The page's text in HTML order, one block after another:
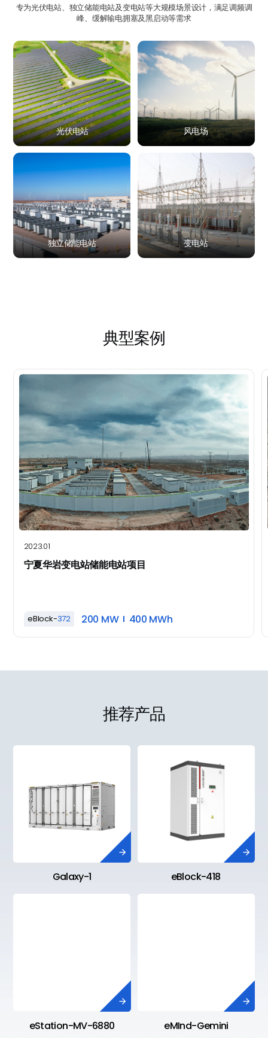
专为光伏电站、独立储能电站及变电站等大规模场景设计，满足调频调
峰、缓解输电拥塞及黑启动等需求
光伏电站 风电场
独立储能电站 变电站
典型案例
2023.01
宁夏华岩变电站储能电站项目
eBlock-372 200 MW 400 MWh
推荐产品

Galaxy-1

eBlock-418

eStation-MV-6880

eMInd-Gemini